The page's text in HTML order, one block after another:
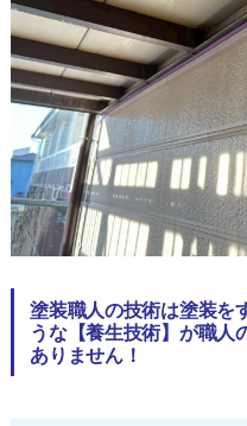
塗装職人の技術は塗装を
うな【養生技術】が職人
ありません！